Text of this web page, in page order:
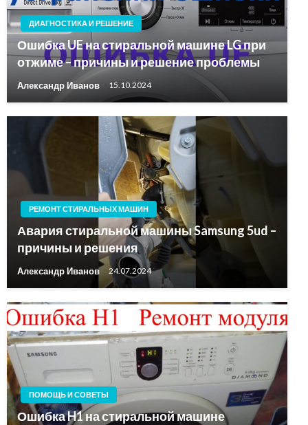
ДИАГНОСТИКА И РЕШЕНИЕ
Ошибка UE на стиральной машине LG при
отжиме – причины и решение проблемы
Александр Иванов 15.10.2024
РЕМОНТ СТИРАЛЬНЫХ МАШИН
Авария стиральной машины Samsung 5ud –
причины и решения
Александр Иванов 24.07.2024
ПОМОЩЬ И СОВЕТЫ
Ошибка H1 на стиральной машине